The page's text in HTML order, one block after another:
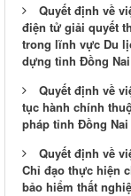
Quyết định về
điện tử giải quyết
trong lĩnh vực Du
dựng tỉnh Đồng Nai
Quyết định về
tục hành chính
pháp tỉnh Đồng Nai
Quyết định về
Chỉ đạo thực hiện
bảo hiểm thất